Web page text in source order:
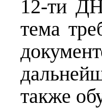
12-ти
тема
также